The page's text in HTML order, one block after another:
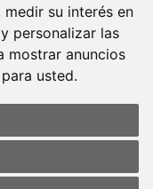
medir su interés en
personalizar las
mostrar anuncios
usted.
drets reservats.